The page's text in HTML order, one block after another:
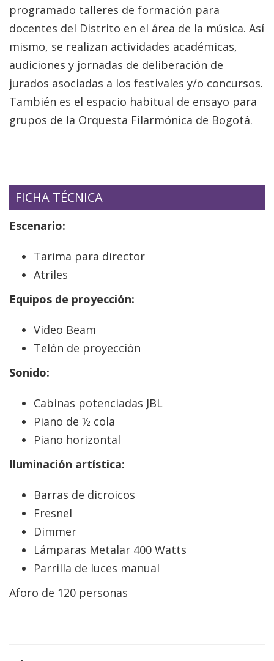
programado talleres de formación para
docentes del Distrito en el área de la música. Así
mismo, se realizan actividades académicas,
audiciones y jornadas de deliberación de
jurados asociadas a los festivales y/o concursos.
También es el espacio habitual de ensayo para
grupos de la Orquesta Filarmónica de Bogotá.
FICHA TÉCNICA
Escenario:
Tarima para director
Atriles
Equipos de proyección:
Video Beam
Telón de proyección
Sonido:
Cabinas potenciadas JBL
Piano de ½ cola
Piano horizontal
Iluminación artística:
Barras de dicroicos
Fresnel
Dimmer
Lámparas Metalar 400 Watts
Parrilla de luces manual
Aforo de 120 personas